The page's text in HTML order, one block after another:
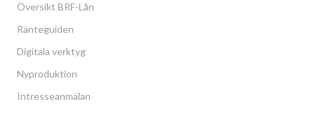
Översikt BRF-Lån
Ränteguiden
Digitala verktyg
Nyproduktion
Intresseanmälan